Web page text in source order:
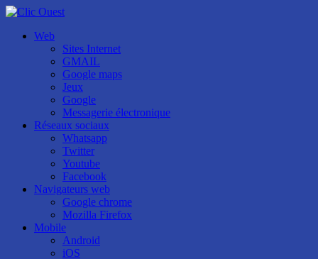
Web
Sites Internet
GMAIL
Google maps
Jeux
Google
Messagerie électronique
Réseaux sociaux
Whatsapp
Twitter
Youtube
Facebook
Navigateurs web
Google chrome
Mozilla Firefox
Mobile
Android
iOS